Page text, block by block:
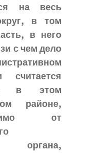
на весь
в том
в него
с чем дело
считается
в этом
районе,
от
органа,